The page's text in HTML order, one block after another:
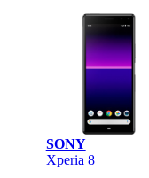
SONY
Xperia 8